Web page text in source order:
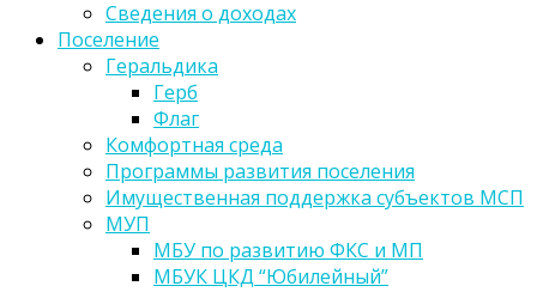
Сведения о доходах
Поселение
Геральдика
Герб
Флаг
Комфортная среда
Программы развития поселения
Имущественная поддержка субъектов МСП
МУП
МБУ по развитию ФКС и МП
МБУК ЦКД “Юбилейный”